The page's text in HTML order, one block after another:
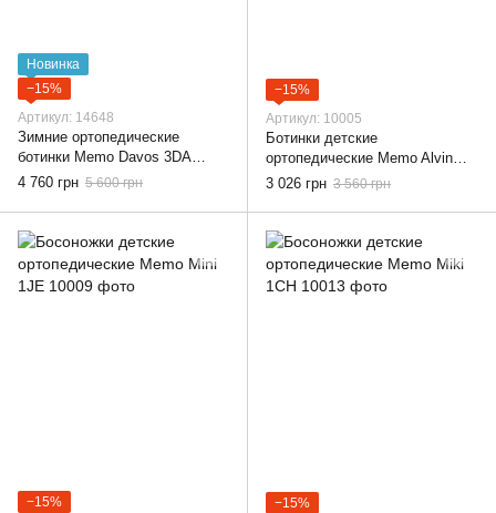
Новинка
−15%
Артикул: 14648
Зимние ортопедические
ботинки Memo Davos 3DA
Серо-синие, 22
4 760 грн 5 600 грн
−15%
Артикул: 10005
Ботинки детские
ортопедические Memo Alvin
3JE Розовые, 19
3 026 грн 3 560 грн
−15%
−15%